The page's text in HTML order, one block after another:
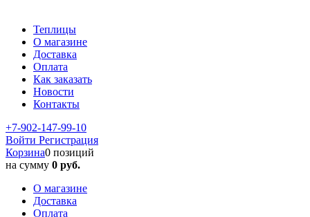
Теплицы
О магазине
Доставка
Оплата
Как заказать
Новости
Контакты
+7-902-147-99-10
Войти Регистрация
Корзина0 позиций
на сумму 0 руб.
О магазине
Доставка
Оплата